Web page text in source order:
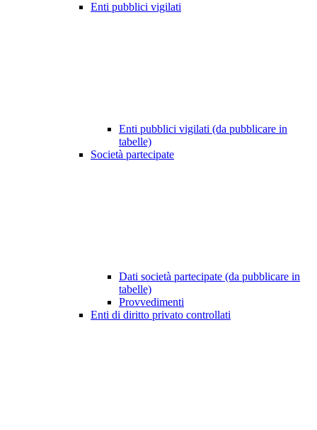
Enti pubblici vigilati
Enti pubblici vigilati (da pubblicare in
tabelle)
Società partecipate
Dati società partecipate (da pubblicare in
tabelle)
Provvedimenti
Enti di diritto privato controllati